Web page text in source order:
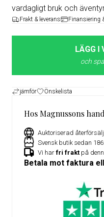
vardagligt bruk och
Frakt & leverans Finansiering
LÄGG I
och
jämför Önskelista
Hos Magnussons
Auktoriserad
Svensk butik sedan
Vi har fri frakt på
Betala mot faktura